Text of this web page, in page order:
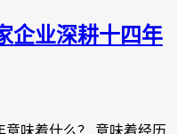
企业深耕十四年